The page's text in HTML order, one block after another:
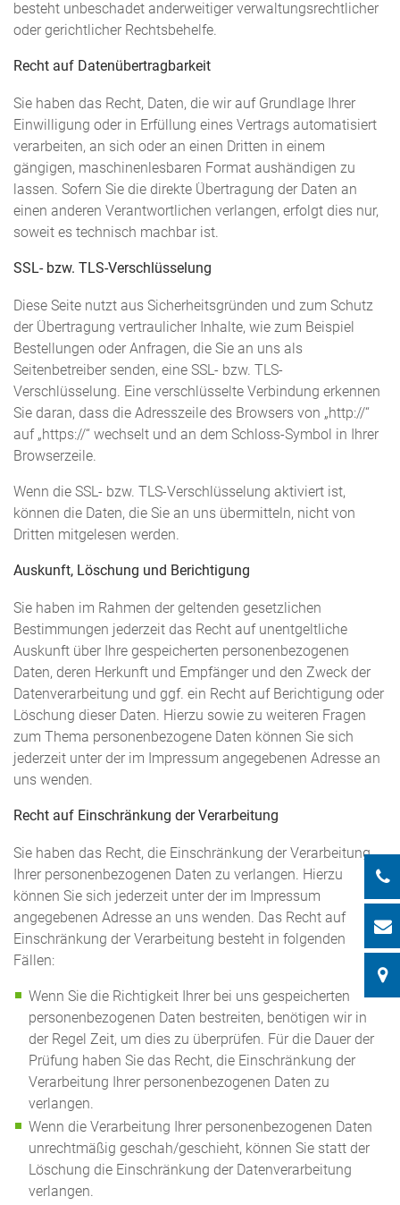
besteht unbeschadet anderweitiger verwaltungsrechtlicher
oder gerichtlicher Rechtsbehelfe.
Recht auf Daten­übertrag­barkeit
Sie haben das Recht, Daten, die wir auf Grundlage Ihrer
Einwilligung oder in Erfüllung eines Vertrags automatisiert
verarbeiten, an sich oder an einen Dritten in einem
gängigen, maschinenlesbaren Format aushändigen zu
lassen. Sofern Sie die direkte Übertragung der Daten an
einen anderen Verantwortlichen verlangen, erfolgt dies nur,
soweit es technisch machbar ist.
SSL- bzw. TLS-Verschlüsselung
Diese Seite nutzt aus Sicherheitsgründen und zum Schutz
der Übertragung vertraulicher Inhalte, wie zum Beispiel
Bestellungen oder Anfragen, die Sie an uns als
Seitenbetreiber senden, eine SSL- bzw. TLS-
Verschlüsselung. Eine verschlüsselte Verbindung erkennen
Sie daran, dass die Adresszeile des Browsers von „http://“
auf „https://“ wechselt und an dem Schloss-Symbol in Ihrer
Browserzeile.
Wenn die SSL- bzw. TLS-Verschlüsselung aktiviert ist,
können die Daten, die Sie an uns übermitteln, nicht von
Dritten mitgelesen werden.
Auskunft, Löschung und Berichtigung
Sie haben im Rahmen der geltenden gesetzlichen
Bestimmungen jederzeit das Recht auf unentgeltliche
Auskunft über Ihre gespeicherten personenbezogenen
Daten, deren Herkunft und Empfänger und den Zweck der
Datenverarbeitung und ggf. ein Recht auf Berichtigung oder
Löschung dieser Daten. Hierzu sowie zu weiteren Fragen
zum Thema personenbezogene Daten können Sie sich
jederzeit unter der im Impressum angegebenen Adresse an
uns wenden.
Recht auf Einschränkung der Verarbeitung
Sie haben das Recht, die Einschränkung der Verarbeitung
Ihrer personenbezogenen Daten zu verlangen. Hierzu
können Sie sich jederzeit unter der im Impressum
angegebenen Adresse an uns wenden. Das Recht auf
Einschränkung der Verarbeitung besteht in folgenden
Fällen:
Wenn Sie die Richtigkeit Ihrer bei uns gespeicherten
personenbezogenen Daten bestreiten, benötigen wir in
der Regel Zeit, um dies zu überprüfen. Für die Dauer der
Prüfung haben Sie das Recht, die Einschränkung der
Verarbeitung Ihrer personenbezogenen Daten zu
verlangen.
Wenn die Verarbeitung Ihrer personenbezogenen Daten
unrechtmäßig geschah/geschieht, können Sie statt der
Löschung die Einschränkung der Datenverarbeitung
verlangen.